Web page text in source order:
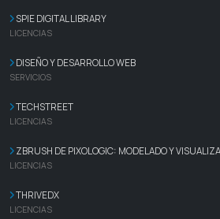
SPIE DIGITAL LIBRARY
LICENCIAS
DISEÑO Y DESARROLLO WEB
SERVICIOS
TECHSTREET
LICENCIAS
ZBRUSH DE PIXOLOGIC: MODELADO Y
LICENCIAS
THRIVEDX
LICENCIAS